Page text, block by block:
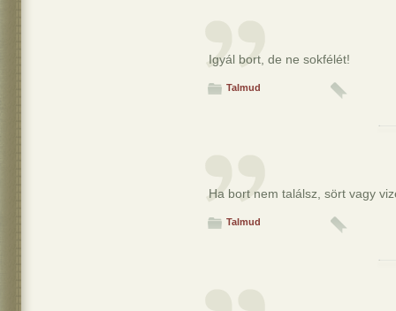
Igyál bort, de ne sokfélét!
Talmud
Ha bort nem találsz, sört vagy
Talmud